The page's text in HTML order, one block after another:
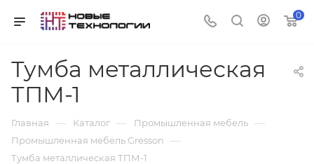
0
Тумба металлическая
ТПМ-1
Главная — Каталог — Промышленная мебель —
Промышленная мебель Gresson —
Тумба металлическая ТПМ-1